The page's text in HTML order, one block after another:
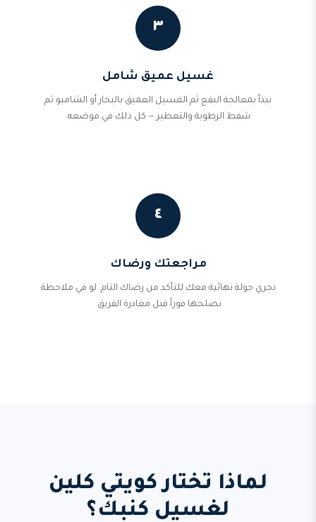
٣
غسيل عميق شامل
نبدأ بمعالجة البقع ثم الغسيل العميق بالبخار أو الشامبو ثم
شفط الرطوبة والتعطير — كل ذلك في موضعه.
٤
مراجعتك ورضاك
نجري جولة نهائية معك للتأكد من رضاك التام. لو في ملاحظة
نصلحها فوراً قبل مغادرة الفريق.
لماذا تختار كويتي كلين
لغسيل كنبك؟